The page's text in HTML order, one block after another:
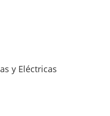
y Eléctricas